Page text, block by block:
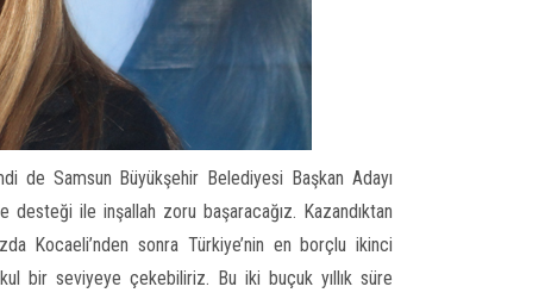
de Samsun Büyükşehir Belediyesi Başkan Adayı
desteği ile inşallah zoru başaracağız. Kazandıktan
Kocaeli’nden sonra Türkiye’nin en borçlu ikinci
bir seviyeye çekebiliriz. Bu iki buçuk yıllık süre